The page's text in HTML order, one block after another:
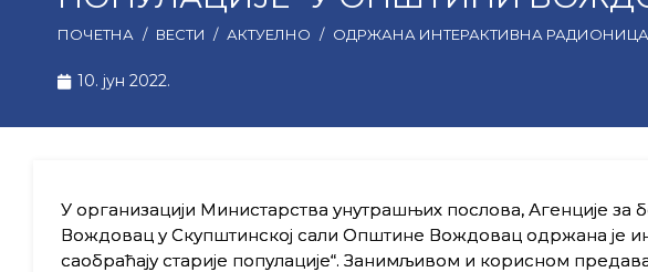
ПОЧЕТНА / ВЕСТИ / АКТУЕЛНО / ОДРЖАНА ИНТЕРАКТИВНА РАДИОНИЦА
10. јун 2022.
У организацији Министарства унутрашњих послова, Агенције за
Вождовац у Скупштинској сали Општине Вождовац одржана је
саобраћају старије популације“. Занимљивом и корисном